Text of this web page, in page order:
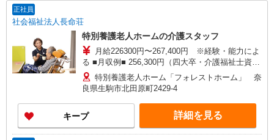
正社員
社会福祉法人長命荘
特別養護老人ホームの介護スタッフ
月給226300円〜267,400円 ※経験・能力によ
る ■月収例■ 256,300円（四大卒・介護福祉士資
格）の場合 基本給186,800円＋特殊業務手当＋国
家資格手当＋準夜勤手当（5回分）＋深夜勤手当
（5回分） ＋給与特別改善手当＋処遇改善支援手
当 ☆支給要件に該当の場合、上記に加え手当支給
・住宅手当：月額上限26000円 （賃貸住宅本人名
義の場合、家賃に応じ支給。家賃53000円/月以上
特別養護老人ホーム「フォレストホーム」 奈
良県生駒市北田原町2429-4
キープ 詳細を見る